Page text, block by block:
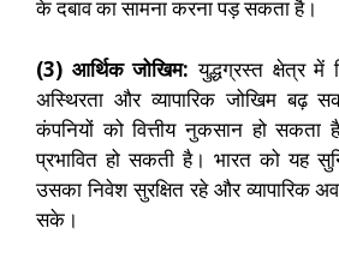
के दबाव का सामना करना पड़ सकता है।
(3) आर्थिक जोखिम: युद्धग्रस्त क्षेत्र
अस्थिरता और व्यापारिक जोखिम बढ़
कंपनियों को वित्तीय नुकसान हो सकता
प्रभावित हो सकती है। भारत को यह
उसका निवेश सुरक्षित रहे और व्यापारिक
सके।